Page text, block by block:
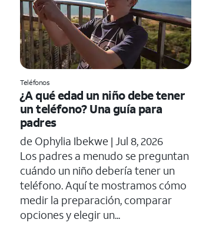
Teléfonos
¿A qué edad un niño debe tener
un teléfono? Una guía para
padres
de Ophylia Ibekwe | Jul 8, 2026
Los padres a menudo se preguntan
cuándo un niño debería tener un
teléfono. Aquí te mostramos cómo
medir la preparación, comparar
opciones y elegir un...